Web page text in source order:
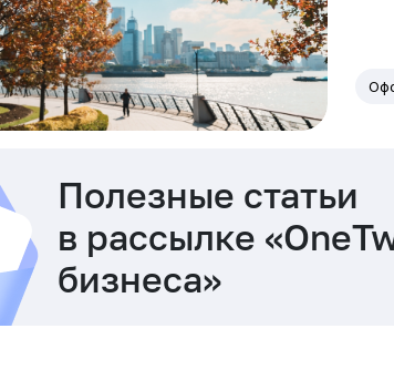
Полезные статьи
в рассылке
бизнеса»